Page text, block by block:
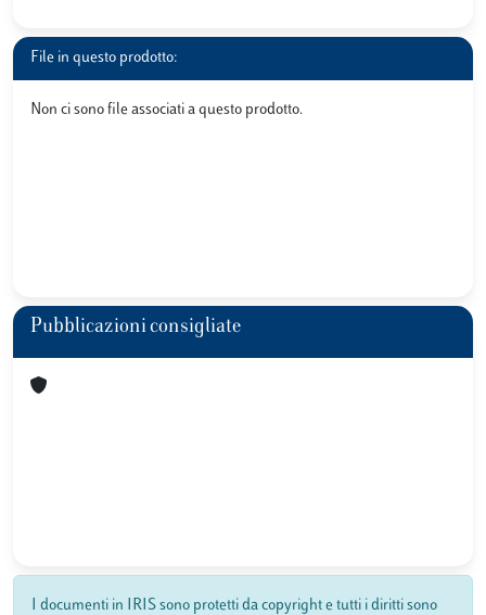
File in questo prodotto:
Non ci sono file associati a questo prodotto.
Pubblicazioni consigliate
I documenti in IRIS sono protetti da copyright e tutti i diritti sono